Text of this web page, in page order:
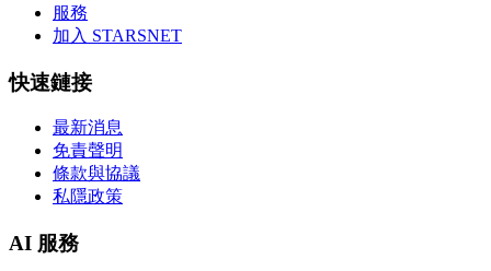
服務
加入 STARSNET
快速鏈接
最新消息
免責聲明
條款與協議
私隱政策
AI 服務